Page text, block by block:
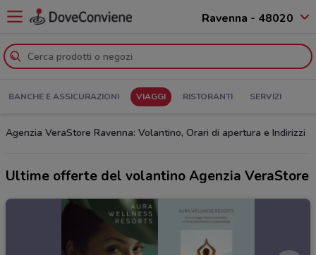
Ravenna - 48020
BANCHE E ASSICURAZIONI VIAGGI RISTORANTI SERVIZI
Agenzia VeraStore Ravenna: Volantino, Orari di apertura e Indirizzi
Ultime offerte del volantino Agenzia VeraStore